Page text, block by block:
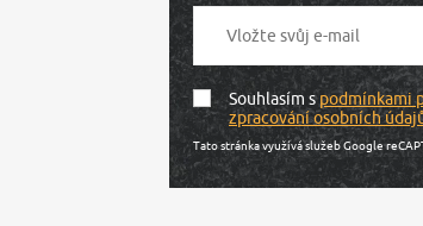
Souhlasím spodmínkami
zpracování osobních
Tato stránka využívá služeb Google